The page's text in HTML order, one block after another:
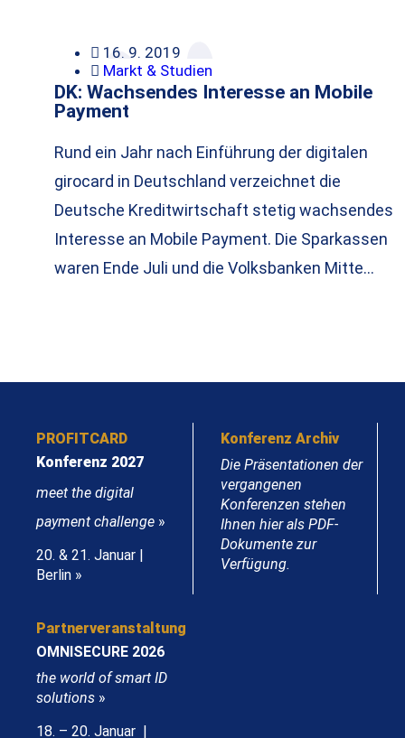
16. 9. 2019
Markt & Studien
DK: Wachsendes Interesse an Mobile
Payment
Rund ein Jahr nach Einführung der digitalen
girocard in Deutschland verzeichnet die
Deutsche Kreditwirtschaft stetig wachsendes
Interesse an Mobile Payment. Die Sparkassen
waren Ende Juli und die Volksbanken Mitte…
PROFITCARD
Konferenz 2027
meet the digital
payment challenge »
20. & 21. Januar |
Berlin »
Konferenz Archiv
Die Präsentationen der
vergangenen
Konferenzen stehen
Ihnen hier als PDF-
Dokumente zur
Verfügung.
Partnerveranstaltung
OMNISECURE 2026
the world of smart ID
solutions »
18. – 20. Januar |